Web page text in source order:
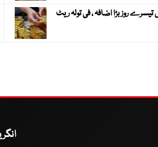
روز بڑا اضافہ ، فی تولہ ریٹ